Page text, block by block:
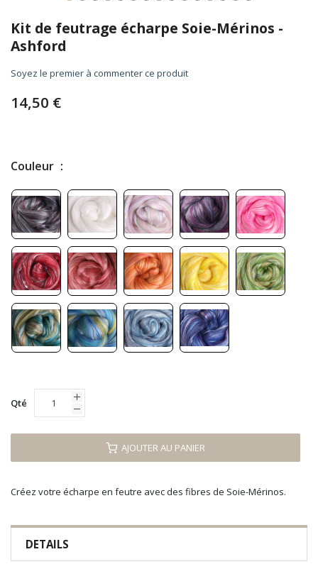
to
the
beginning
the
gallery
Kit de feutrage écharpe Soie-Mérinos -
Ashford
Soyez le premier à commenter ce produit
14,50 €
Couleur
Qté
AJOUTER AU PANIER
Créez votre écharpe en feutre avec des fibres de Soie-Mérinos.
DETAILS